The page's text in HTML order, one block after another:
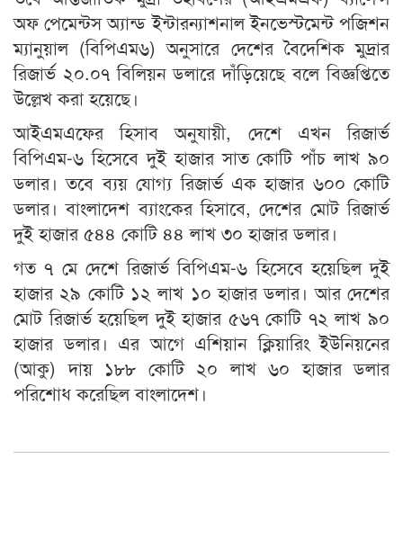
অফ পেমেন্টস অ্যান্ড ইন্টারন্যাশনাল ইনভেস্টমেন্ট পজিশন
ম্যানুয়াল (বিপিএম৬) অনুসারে দেশের বৈদেশিক মুদ্রার
রিজার্ভ ২০.০৭ বিলিয়ন ডলারে দাঁড়িয়েছে বলে বিজ্ঞপ্তিতে
উল্লেখ করা হয়েছে।
আইএমএফের হিসাব অনুযায়ী, দেশে এখন রিজার্ভ
বিপিএম-৬ হিসেবে দুই হাজার সাত কোটি পাঁচ লাখ ৯০
ডলার। তবে ব্যয় যোগ্য রিজার্ভ এক হাজার ৬০০ কোটি
ডলার। বাংলাদেশ ব্যাংকের হিসাবে, দেশের মোট রিজার্ভ
দুই হাজার ৫৪৪ কোটি ৪৪ লাখ ৩০ হাজার ডলার।
গত ৭ মে দেশে রিজার্ভ বিপিএম-৬ হিসেবে হয়েছিল দুই
হাজার ২৯ কোটি ১২ লাখ ১০ হাজার ডলার। আর দেশের
মোট রিজার্ভ হয়েছিল দুই হাজার ৫৬৭ কোটি ৭২ লাখ ৯০
হাজার ডলার। এর আগে এশিয়ান ক্লিয়ারিং ইউনিয়নের
(আকু) দায় ১৮৮ কোটি ২০ লাখ ৬০ হাজার ডলার
পরিশোধ করেছিল বাংলাদেশ।